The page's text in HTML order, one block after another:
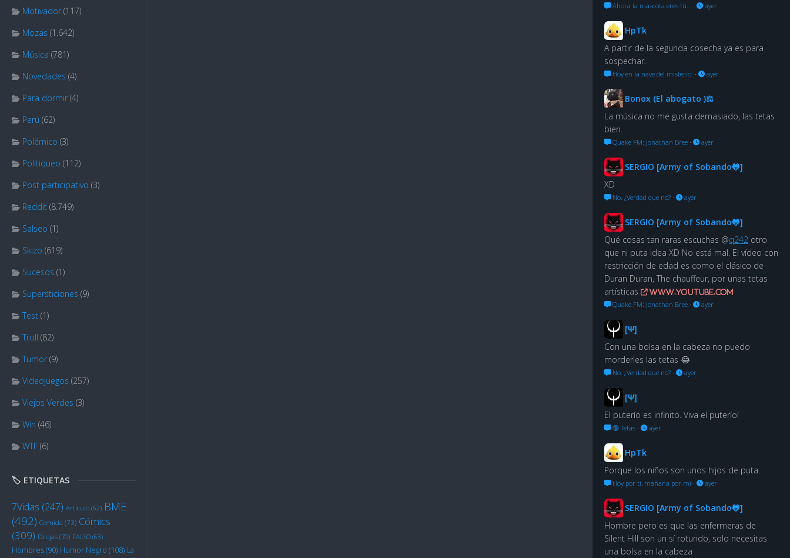
Motivador (117)
Mozas (1.642)
Música (781)
Novedades (4)
Para dormir (4)
Perú (62)
Polémico (3)
Politiqueo (112)
Post participativo (3)
Reddit (8.749)
Salseo (1)
Skizo (619)
Sucesos (1)
Supersticiones (9)
Test (1)
Troll (82)
Tumor (9)
Videojuegos (257)
Viejos Verdes (3)
Win (46)
WTF (6)
🏷️ ETIQUETAS
7Vidas (247) Artículo (62) BME
(492) Comida (73) Cómics
(309) Drojas (70) FALSO (63)
Hombres(90) Humor Negro (108) La
Ahora la mascota eres tú… · ayer
HpTk
A partir de la segunda cosecha ya es para
sospechar.
Hoy en la nave del misterio: · ayer
Bonox (El abogato )⚖
La música no me gusta demasiado, las tetas
bien.
Quake FM: Jonathan Bree · ayer
SERGIO [Army of Sobando🐸]
XD
No. ¿Verdad que no? · ayer
SERGIO [Army of Sobando🐸]
Qué cosas tan raras escuchas @q242 otro
que ni puta idea XD No está mal. El vídeo con
restricción de edad es como el clásico de
Duran Duran, The chauffeur, por unas tetas
artísticas
www.youtube.com
Quake FM: Jonathan Bree · ayer
[Ψ]
Con una bolsa en la cabeza no puedo
morderles las tetas 😂
No. ¿Verdad que no? · ayer
[Ψ]
El puterío es infinito. Viva el puterío!
🔞 Tetas · ayer
HpTk
Porque los niños son unos hijos de puta.
Hoy por ti, mañana por mí · ayer
SERGIO [Army of Sobando🐸]
Hombre pero es que las enfermeras de
Silent Hill son un sí rotundo, solo necesitas
una bolsa en la cabeza